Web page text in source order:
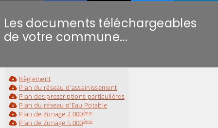
Les documents téléchargeables
de votre commune...
Règlement
Plan du réseau d'assainissement
Plan des prescriptions particulières
Plan du réseau d'Eau Potable
Plan de Zonage 2 000ème
Plan de Zonage 5 000ème